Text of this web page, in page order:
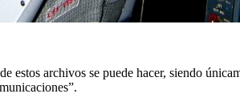
estos archivos se puede hacer, siendo